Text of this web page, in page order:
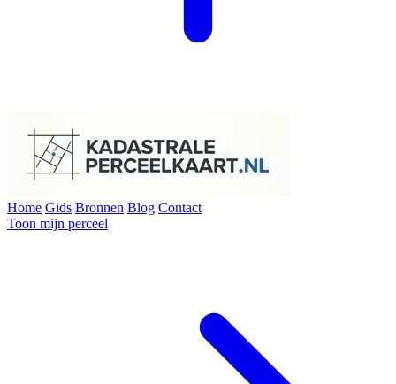
Home Gids Bronnen Blog Contact
Toon mijn perceel